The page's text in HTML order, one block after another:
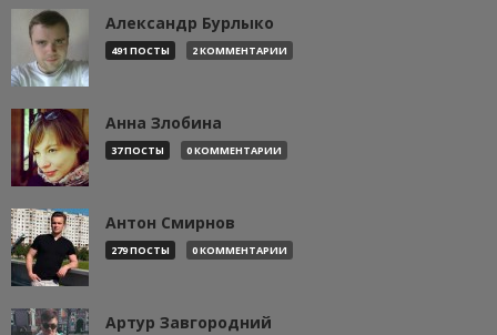
Александр Бурлыко
491 ПОСТЫ 2 КОММЕНТАРИИ
Анна Злобина
37 ПОСТЫ 0 КОММЕНТАРИИ
Антон Смирнов
279 ПОСТЫ 0 КОММЕНТАРИИ
Артур Завгородний